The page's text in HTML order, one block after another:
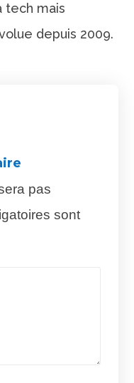
tech mais
depuis 2009.
pas
sont